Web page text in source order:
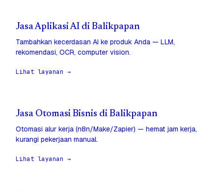
Jasa Aplikasi AI di Balikpapan
Tambahkan kecerdasan AI ke produk Anda — LLM,
rekomendasi, OCR, computer vision.
Lihat layanan →
Jasa Otomasi Bisnis di Balikpapan
Otomasi alur kerja (n8n/Make/Zapier) — hemat jam kerja,
kurangi pekerjaan manual.
Lihat layanan →